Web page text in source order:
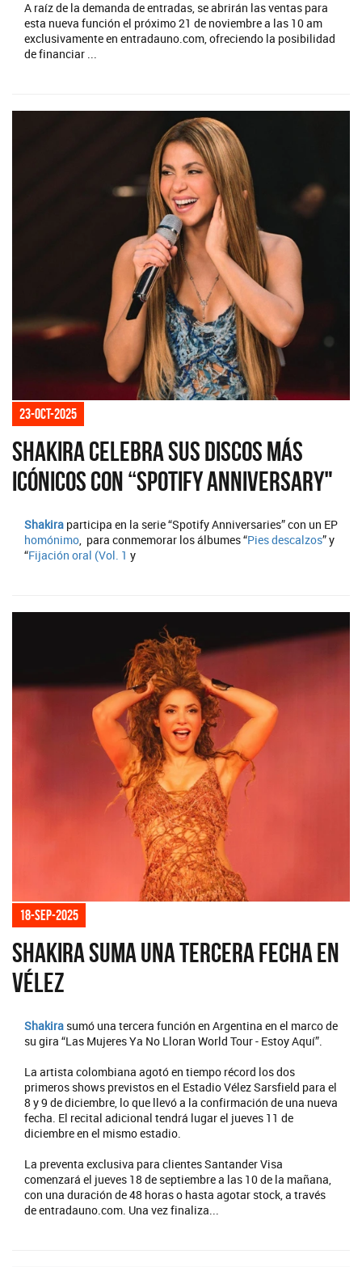
A raíz de la demanda de entradas, se abrirán las ventas para
esta nueva función el próximo 21 de noviembre a las 10 am
exclusivamente en entradauno.com, ofreciendo la posibilidad
de financiar ...
23-oct-2025
Shakira celebra sus discos más
icónicos con “Spotify Anniversary"
Shakira participa en la serie “Spotify Anniversaries” con un EP
homónimo, para conmemorar los álbumes “Pies descalzos” y
“Fijación oral (Vol. 1 y
18-sep-2025
Shakira suma una tercera fecha en
Vélez
Shakira sumó una tercera función en Argentina en el marco de
su gira “Las Mujeres Ya No Lloran World Tour - Estoy Aquí”.
La artista colombiana agotó en tiempo récord los dos
primeros shows previstos en el Estadio Vélez Sarsfield para el
8 y 9 de diciembre, lo que llevó a la confirmación de una nueva
fecha. El recital adicional tendrá lugar el jueves 11 de
diciembre en el mismo estadio.
La preventa exclusiva para clientes Santander Visa
comenzará el jueves 18 de septiembre a las 10 de la mañana,
con una duración de 48 horas o hasta agotar stock, a través
de entradauno.com. Una vez finaliza...